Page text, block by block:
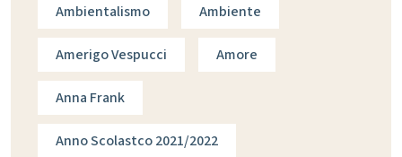
Ambientalismo Ambiente
Amerigo Vespucci Amore
Anna Frank
Anno Scolastco 2021/2022